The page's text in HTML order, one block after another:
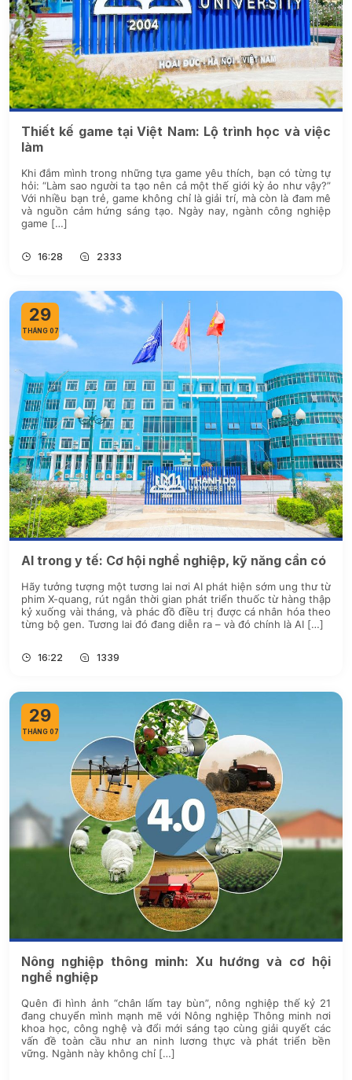
Thiết kế game tại Việt Nam: Lộ trình học và việc
làm
Khi đắm mình trong những tựa game yêu thích, bạn có từng tự
hỏi: “Làm sao người ta tạo nên cả một thế giới kỳ ảo như vậy?”
Với nhiều bạn trẻ, game không chỉ là giải trí, mà còn là đam mê
và nguồn cảm hứng sáng tạo. Ngày nay, ngành công nghiệp
game […]
16:28 2333
29
THÁNG 07
AI trong y tế: Cơ hội nghề nghiệp, kỹ năng cần có
Hãy tưởng tượng một tương lai nơi AI phát hiện sớm ung thư từ
phim X-quang, rút ngắn thời gian phát triển thuốc từ hàng thập
kỷ xuống vài tháng, và phác đồ điều trị được cá nhân hóa theo
từng bộ gen. Tương lai đó đang diễn ra – và đó chính là AI […]
16:22 1339
29
THÁNG 07
Nông nghiệp thông minh: Xu hướng và cơ hội
nghề nghiệp
Quên đi hình ảnh “chân lấm tay bùn”, nông nghiệp thế kỷ 21
đang chuyển mình mạnh mẽ với Nông nghiệp Thông minh nơi
khoa học, công nghệ và đổi mới sáng tạo cùng giải quyết các
vấn đề toàn cầu như an ninh lương thực và phát triển bền
vững. Ngành này không chỉ […]